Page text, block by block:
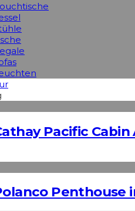
Pacific
Penthouse